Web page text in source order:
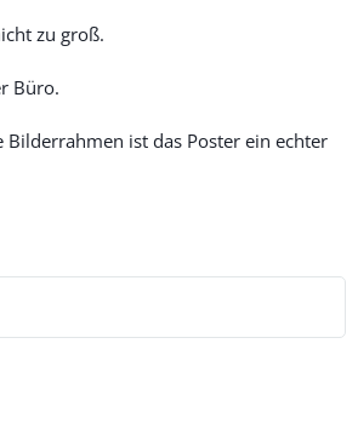
zu groß.
Büro.
ist das Poster ein echter